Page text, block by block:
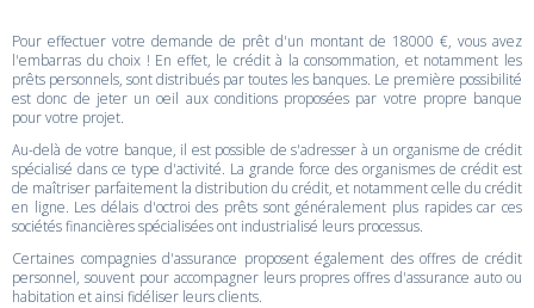
Pour effectuer votre demande de prêt d'un montant de 18000 €, vous avez
l'embarras du choix ! En effet, le crédit à la consommation, et notamment les
prêts personnels, sont distribués par toutes les banques. Le première possibilité
est donc de jeter un oeil aux conditions proposées par votre propre banque
pour votre projet.
Au-delà de votre banque, il est possible de s'adresser à un organisme de crédit
spécialisé dans ce type d'activité. La grande force des organismes de crédit est
de maîtriser parfaitement la distribution du crédit, et notamment celle du crédit
en ligne. Les délais d'octroi des prêts sont généralement plus rapides car ces
sociétés financières spécialisées ont industrialisé leurs processus.
Certaines compagnies d'assurance proposent également des offres de crédit
personnel, souvent pour accompagner leurs propres offres d'assurance auto ou
habitation et ainsi fidéliser leurs clients.